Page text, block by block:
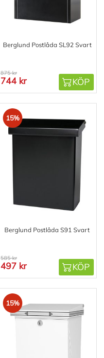
Berglund Postlåda SL92 Svart
875 kr
744 kr KÖP
15%
Berglund Postlåda S91 Svart
585 kr
497 kr KÖP
15%